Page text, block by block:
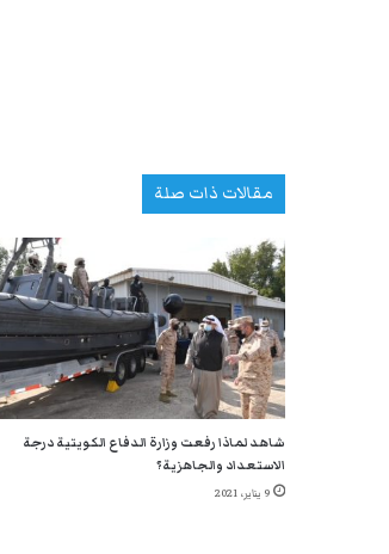
مقالات ذات صلة
شاهد لماذا رفعت وزارة الدفاع الكويتية درجة
الاستعداد والجاهزية؟
9 يناير، 2021